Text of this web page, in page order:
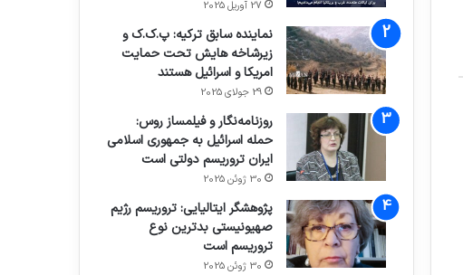
27 آوریل 2025
نماینده سابق ترکیه: پ.ک.ک و
زیرشاخه هایش تحت حمایت
امریکا و اسرائیل هستند
29 جولای 2025
روزنامه‌نگار و فیلمساز روس:
حمله اسرائیل به جمهوری اسلامی
ایران تروریسم دولتی است
30 ژوئن 2025
پژوهشگر ایتالیایی: تروریسم رژیم
صهیونیستی بدترین نوع
تروریسم است
30 ژوئن 2025